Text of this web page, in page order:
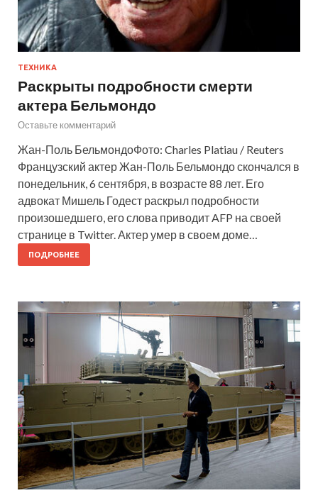
ТЕХНИКА
Раскрыты подробности смерти
актера Бельмондо
Оставьте комментарий
Жан-Поль БельмондоФото: Charles Platiau / Reuters
Французский актер Жан-Поль Бельмондо скончался в
понедельник, 6 сентября, в возрасте 88 лет. Его
адвокат Мишель Годест раскрыл подробности
произошедшего, его слова приводит AFP на своей
странице в Twitter. Актер умер в своем доме…
ПОДРОБНЕЕ